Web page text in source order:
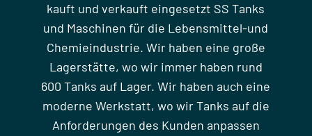
kauft und verkauft eingesetzt SS Tanks
und Maschinen für die Lebensmittel-und
Chemieindustrie. Wir haben eine große
Lagerstätte, wo wir immer haben rund
600 Tanks auf Lager. Wir haben auch eine
moderne Werkstatt, wo wir Tanks auf die
Anforderungen des Kunden anpassen